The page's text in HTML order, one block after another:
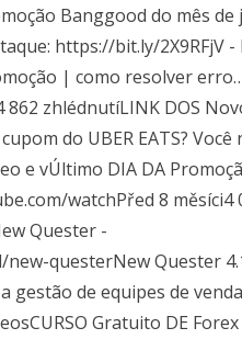
Banggood do mês de
https://bit.ly/2X9RFjV -
| como resolver
zhlédnutíLINK DOS
do UBER EATS? Você
e vÚltimo DIA DA
watchPřed 8 měsíci4
Quester -
questerNew Quester
gestão de equipes de
Gratuito DE Forex